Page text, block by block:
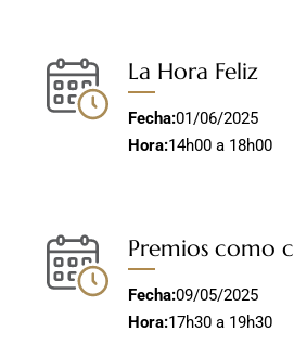
La Hora Feliz
Fecha:01/06/2025
Hora:14h00 a 18h00
Premios como
Fecha:09/05/2025
Hora:17h30 a 19h30